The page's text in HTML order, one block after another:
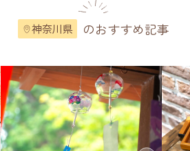
神奈川県 のおすすめ記事